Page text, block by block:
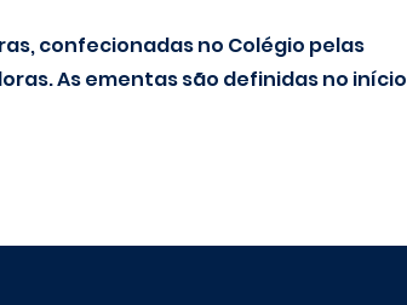
confecionadas no Colégio pelas
As ementas são definidas no início